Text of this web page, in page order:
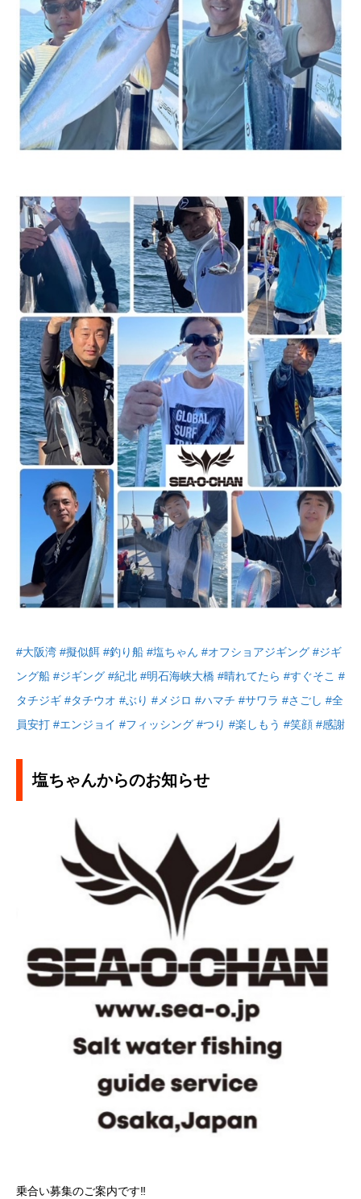
#大阪湾 #擬似餌 #釣り船 #塩ちゃん #オフショアジギング #ジギ
ング船 #ジギング #紀北 #明石海峡大橋 #晴れてたら #すぐそこ #
タチジギ #タチウオ #ぶり #メジロ #ハマチ #サワラ #さごし #全
員安打 #エンジョイ #フィッシング #つり #楽しもう #笑顔 #感謝
塩ちゃんからのお知らせ
乗合い募集のご案内です‼️